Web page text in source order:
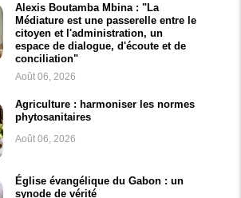
Alexis Boutamba Mbina : "La
Médiature est une passerelle entre le
citoyen et l'administration, un
espace de dialogue, d'écoute et de
conciliation"
Août 06, 2026
Agriculture : harmoniser les normes
phytosanitaires
Août 06, 2026
Église évangélique du Gabon : un
synode de vérité